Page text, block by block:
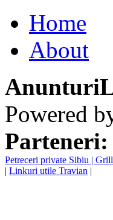
Home
About
Powered
Parteneri:
Petreceri private Sibiu |
| Linkuri utile Travian |